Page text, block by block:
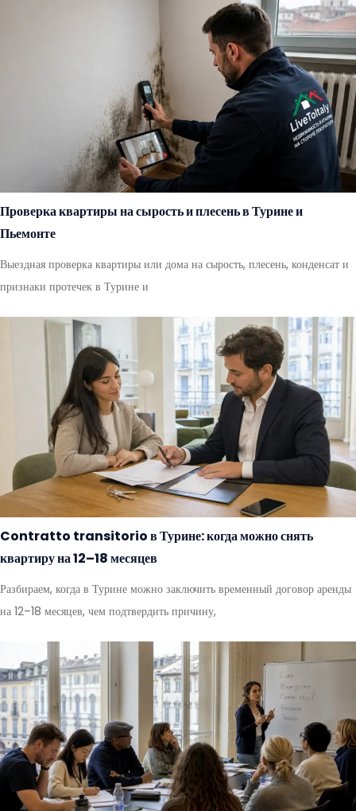
Проверка квартиры на сырость и плесень в Турине и
Пьемонте
Выездная проверка квартиры или дома на сырость, плесень, конденсат и
признаки протечек в Турине и
Contratto transitorio в Турине: когда можно снять
квартиру на 12–18 месяцев
Разбираем, когда в Турине можно заключить временный договор аренды
на 12–18 месяцев, чем подтвердить причину,